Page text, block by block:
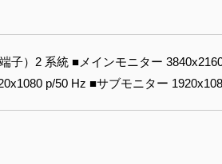
子）2 系統 ■メインモニター
p/50 Hz ■サブモニター